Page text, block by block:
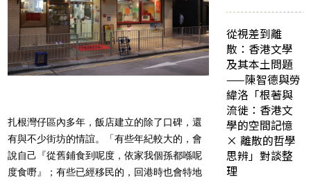
扎根灣仔區內多年，飯店建立的除了口碑，還
有與不少街坊的情誼。「有些年紀較大的，會
說自己『從舊鋪食到呢度，依家我個孫都喺呢
度食嘢』；有些已經移民的，回港時也會特地
從視差到離
散：香港文學
及其本土問題
——陳智德與勞
緯洛「根著與
流徙：香港文
學的空間記憶
× 離散的哲學
思辨」對談整
理